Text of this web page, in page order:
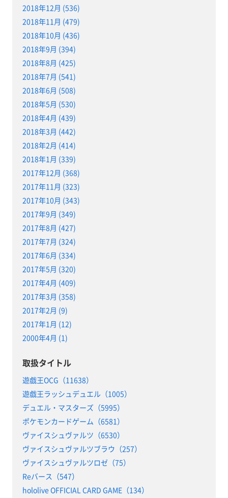
2018年12月 (536)
2018年11月 (479)
2018年10月 (436)
2018年9月 (394)
2018年8月 (425)
2018年7月 (541)
2018年6月 (508)
2018年5月 (530)
2018年4月 (439)
2018年3月 (442)
2018年2月 (414)
2018年1月 (339)
2017年12月 (368)
2017年11月 (323)
2017年10月 (343)
2017年9月 (349)
2017年8月 (427)
2017年7月 (324)
2017年6月 (334)
2017年5月 (320)
2017年4月 (409)
2017年3月 (358)
2017年2月 (9)
2017年1月 (12)
2000年4月 (1)
取扱タイトル
遊戯王OCG（11638）
遊戯王ラッシュデュエル（1005）
デュエル・マスターズ（5995）
ポケモンカードゲーム（6581）
ヴァイスシュヴァルツ（6530）
ヴァイスシュヴァルツブラウ（257）
ヴァイスシュヴァルツロゼ（75）
Reバース（547）
hololive OFFICIAL CARD GAME（134）